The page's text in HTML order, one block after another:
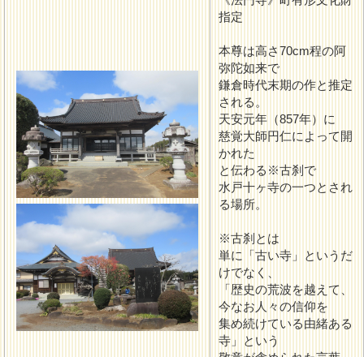
指定
本尊は高さ70cm程の阿
弥陀如来で
鎌倉時代末期の作と推定
される。
天安元年（857年）に
慈覚大師円仁によって開
かれた
と伝わる※古刹で
水戸十ヶ寺の一つとされ
る場所。
※古刹とは
単に「古い寺」というだ
けでなく、
「歴史の荒波を越えて、
今なお人々の信仰を
集め続けている由緒ある
寺」という